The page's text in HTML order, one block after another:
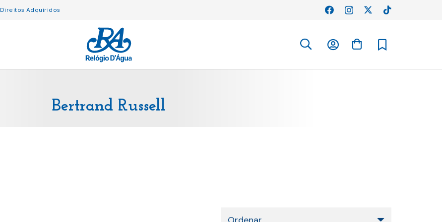
Direitos Adquiridos
Bertrand Russell